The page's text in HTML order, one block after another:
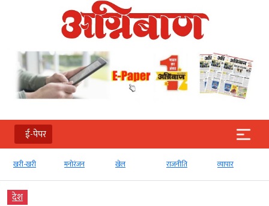
ई-पेपर
खरी-खरी मनोरंजन खेल राजनीति व्‍यापार
देश